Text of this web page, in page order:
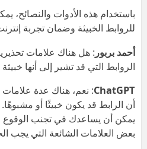
باستخدام هذه الأدوات والنصائح،
للروابط الخبيثة وضمان تجربة
أحمد بربور : هل هناك علامات
الروابط التي قد تشير إلى أنها
ChatGPT: نعم، هناك عدة
أن الرابط قد يكون خبيثًا أو مشبوهًا.
يمكن أن يساعدك في تجنب الوقوع
بعض العلامات الشائعة التي يجب